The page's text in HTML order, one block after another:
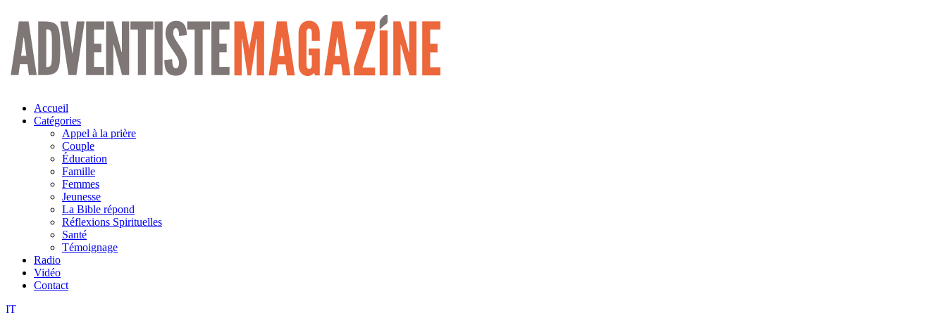
Aller
contenu
Accueil
Catégories
Appel à la prière
Couple
Éducation
Famille
Femmes
Jeunesse
La Bible répond
Réflexions Spirituelles
Santé
Témoignage
Radio
Vidéo
Contact
IT